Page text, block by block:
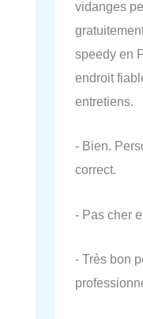
vidanges
speedy en
endroit
entretiens.
- Bien.
correct.
- Pas cher
- Très bon